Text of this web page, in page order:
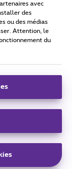
avec
des
ou des médias
Attention, le
du